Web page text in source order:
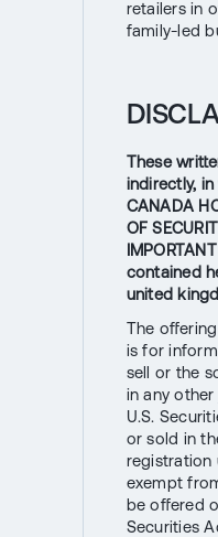
retailers in
family-led
These
indirectly, in
CANADA
OF
contained
united
The
is for
sell or the
in any
U.S.
or sold in
registration
exempt
be offered
Securities